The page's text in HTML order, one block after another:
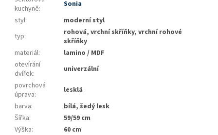
kuchyně:
Sonia
styl:
moderní styl
typ:
rohová, vrchní skříňky, vrchní rohové
skříňky
materiál:
lamino / MDF
otevírání
dvířek:
univerzální
povrchová
úprava:
lesklá
barva:
bílá, šedý lesk
Šířka:
59/59 cm
Výška:
60 cm